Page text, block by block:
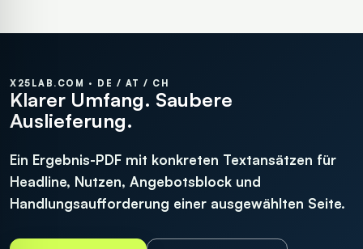
X25LAB.COM · DE / AT / CH
Klarer Umfang. Saubere
Auslieferung.
Ein Ergebnis-PDF mit konkreten Textansätzen für
Headline, Nutzen, Angebotsblock und
Handlungsaufforderung einer ausgewählten Seite.